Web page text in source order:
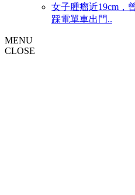
女子腫瘤近19cm，
踩電單車出門..
MENU
CLOSE